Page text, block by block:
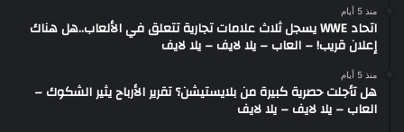
منذ 5 أيام
اتحاد WWE يسجل ثلاث علامات تجارية تتعلق في الألعاب..هل هناك
إعلان قريب! – العاب – يلا لايف – يلا لايف
منذ 5 أيام
هل تأجلت حصرية كبيرة من بلايستيشن؟ تقرير الأرباح يثير الشكوك –
العاب – يلا لايف – يلا لايف